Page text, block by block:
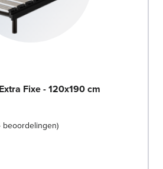
Fixe - 120x190 cm
beoordelingen